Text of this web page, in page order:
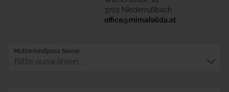
3702 Niederrußbach
office@mimafelida.at
Mutterkindpass Name: